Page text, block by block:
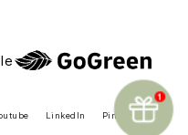
LinkedIn Pinterest